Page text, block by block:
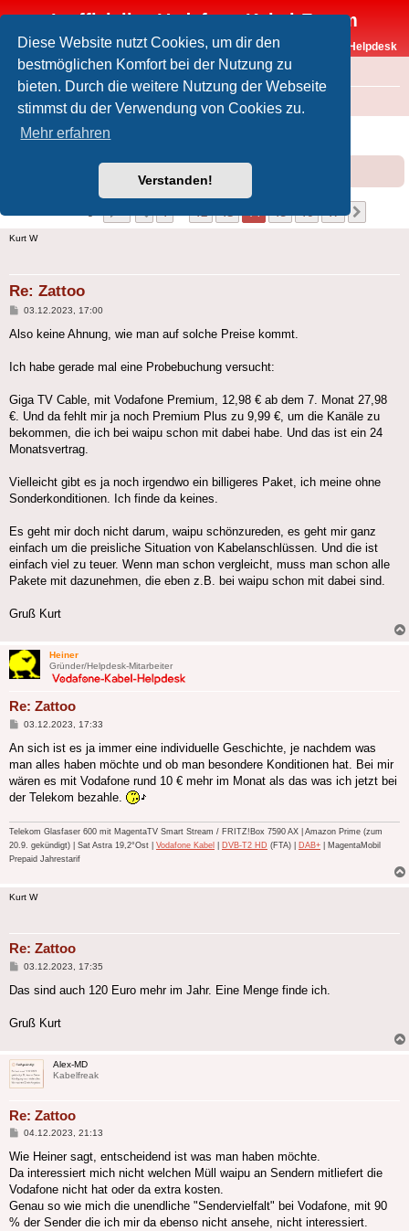
Diese Website nutzt Cookies, um dir den
bestmöglichen Komfort bei der Nutzung zu
bieten. Durch die weitere Nutzung der Webseite
stimmst du der Verwendung von Cookies zu.
Mehr erfahren
Verstanden!
Inoffizielles Vodafone-Kabel-Forum
Vodafone-Kabel-Helpdesk
FAQ
Foren-Übersicht Offtopic
Zattoo
Vorherige
1 12 13 14 15 16 17
Kurt W
Re: Zattoo
Beitrag
03.12.2023, 17:00
Also keine Ahnung, wie man auf solche Preise kommt.
Ich habe gerade mal eine Probebuchung versucht:
Giga TV Cable, mit Vodafone Premium, 12,98 € ab dem 7. Monat 27,98
€. Und da fehlt mir ja noch Premium Plus zu 9,99 €, um die Kanäle zu
bekommen, die ich bei waipu schon mit dabei habe. Und das ist ein 24
Monatsvertrag.
Vielleicht gibt es ja noch irgendwo ein billigeres Paket, ich meine ohne
Sonderkonditionen. Ich finde da keines.
Es geht mir doch nicht darum, waipu schönzureden, es geht mir ganz
einfach um die preisliche Situation von Kabelanschlüssen. Und die ist
einfach viel zu teuer. Wenn man schon vergleicht, muss man schon alle
Pakete mit dazunehmen, die eben z.B. bei waipu schon mit dabei sind.
Gruß Kurt
Heiner
Gründer/Helpdesk-Mitarbeiter
Re: Zattoo
Beitrag
03.12.2023, 17:33
An sich ist es ja immer eine individuelle Geschichte, je nachdem was
man alles haben möchte und ob man besondere Konditionen hat. Bei mir
wären es mit Vodafone rund 10 € mehr im Monat als das was ich jetzt bei
der Telekom bezahle.
Telekom Glasfaser 600 mit MagentaTV Smart Stream / FRITZ!Box 7590 AX | Amazon Prime (zum
20.9. gekündigt) | Sat Astra 19,2°Ost | Vodafone Kabel DVB-T2 HD (FTA) | DAB+ | MagentaMobil
Prepaid Jahrestarif
Kurt W
Re: Zattoo
Beitrag
03.12.2023, 17:35
Das sind auch 120 Euro mehr im Jahr. Eine Menge finde ich.
Gruß Kurt
Alex-MD
Kabelfreak
Re: Zattoo
Beitrag
04.12.2023, 21:13
Wie Heiner sagt, entscheidend ist was man haben möchte.
Da interessiert mich nicht welchen Müll waipu an Sendern mitliefert die
Vodafone nicht hat oder da extra kosten.
Genau so wie mich die unendliche "Sendervielfalt" bei Vodafone, mit 90
% der Sender die ich mir da ebenso nicht ansehe, nicht interessiert.